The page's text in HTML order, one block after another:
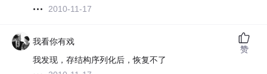
2010-11-17
我看你有戏
我发现，存结构序列化后，恢复不了
赞